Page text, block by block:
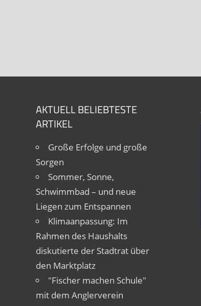
AKTUELL BELIEBTESTE
ARTIKEL
Große Erfolge und große
Sorgen
Sommer, Sonne,
Schwimmbad – und neue
Liegen zum Entspannen
Klimaanpassung: Im
Rahmen des Haushalts
diskutierte der Stadtrat über
den Marktplatz
"Fischer machen Schule"
mit dem Anglerverein